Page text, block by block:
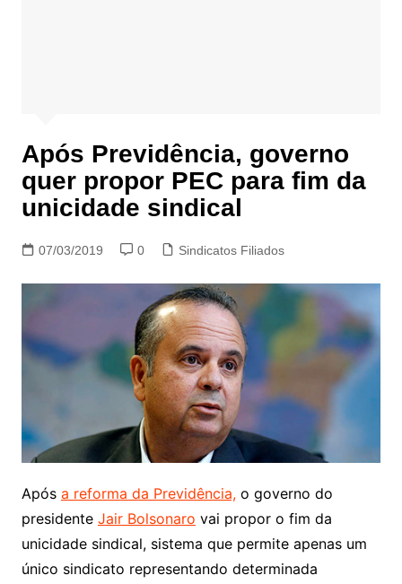
Após Previdência, governo
quer propor PEC para fim da
unicidade sindical
07/03/2019 0 Sindicatos Filiados
Após a reforma da Previdência,o governo do
presidente Jair Bolsonaro vai propor o fim da
unicidade sindical, sistema que permite apenas um
único sindicato representando determinada